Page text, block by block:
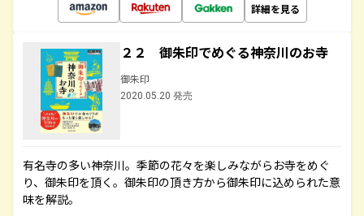
詳細を見る
２２ 御朱印でめぐる神奈川のお寺
御朱印
2020.05.20 発売
有名寺の多い神奈川。季節の花々を楽しみながらお寺をめぐ
り、御朱印を頂く。御朱印の頂き方から御朱印に込められた意
味を解説。